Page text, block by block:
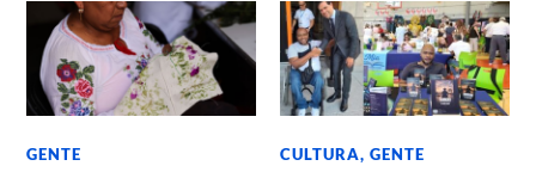
GENTE CULTURA,GENTE